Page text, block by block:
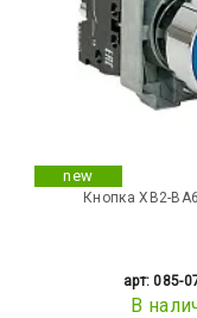
new
Кнопка XB2-
арт: 085-
В